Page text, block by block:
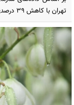
تهران با کاهش ۳۹ درصدی نسبت به شرایط ...